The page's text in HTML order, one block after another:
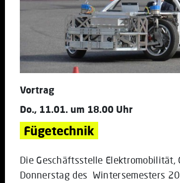
Vortrag
Do., 11.01. um 18.00 Uhr
Fügetechnik
Die Geschäftsstelle
Donnerstag des Wintersemesters